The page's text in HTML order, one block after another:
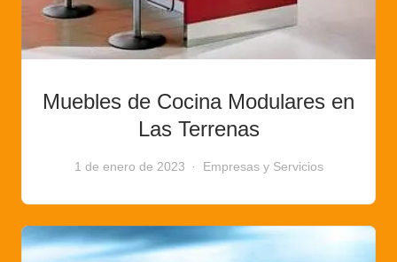
Muebles de Cocina Modulares en
Las Terrenas
1 de enero de 2023 Empresas y Servicios